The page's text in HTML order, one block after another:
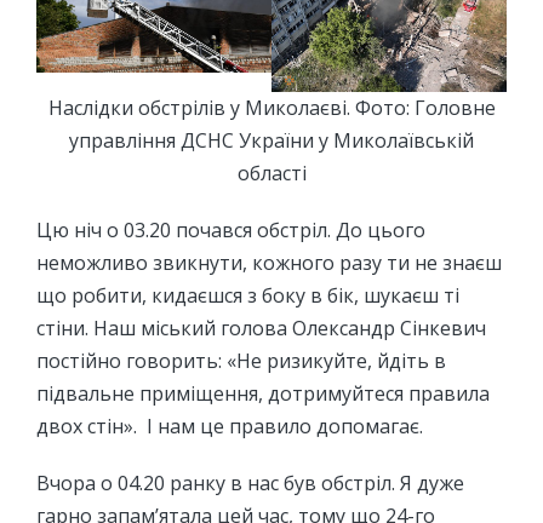
Наслідки обстрілів у Миколаєві. Фото: Головне
управління ДСНС України у Миколаївській
області
Цю ніч о 03.20 почався обстріл. До цього
неможливо звикнути, кожного разу ти не знаєш
що робити, кидаєшся з боку в бік, шукаєш ті
стіни. Наш міський голова Олександр Сінкевич
постійно говорить: «Не ризикуйте, йдіть в
підвальне приміщення, дотримуйтеся правила
двох стін». І нам це правило допомагає.
Вчора о 04.20 ранку в нас був обстріл. Я дуже
гарно запам’ятала цей час, тому що 24-го